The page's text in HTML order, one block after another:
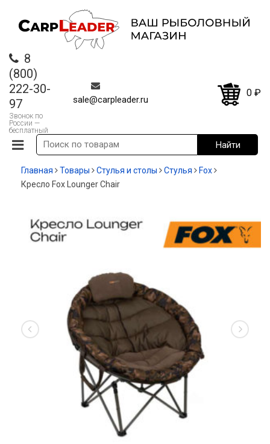
8
(800)
222-30-
97
Звонок по
России —
бесплатный
sale@carpleader.ru
0 ₽
Главная Товары Стулья и столы Стулья
Fox
Кресло Fox Lounger Chair
-12%